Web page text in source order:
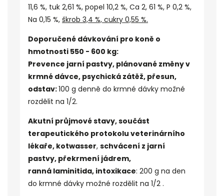
11,6 %, tuk 2,61 %, popel 10,2 %, Ca 2, 61 %, P 0,2 %,
Na 0,15 %, škrob 3,4 %, cukry 0,55 %.
Doporučené dávkování pro koně o
hmotnosti 550 - 600 kg:
Prevence jarní pastvy, plánované změny v
krmné dávce, psychická zátěž, přesun,
odstav:100 g denně do krmné dávky možné
rozdělit na 1/2.
Akutní průjmové stavy, součást
terapeutického protokolu veterinárního
lékaře, kotwasser, schvácení z jarní
pastvy, překrmení jádrem,
ranná laminitida, intoxikace: 200 g na den
do krmné dávky možné rozdělit na 1/2 .